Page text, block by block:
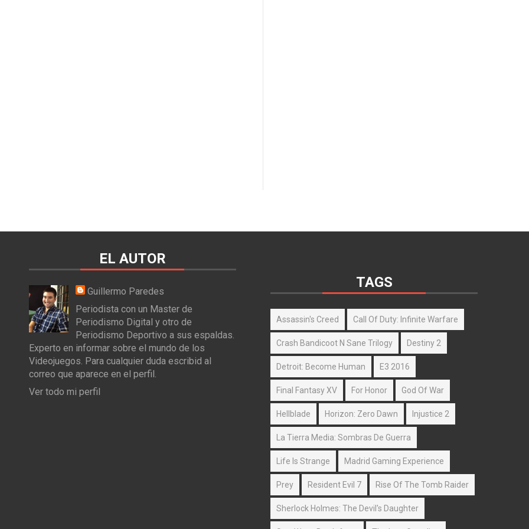
EL AUTOR
Guillermo Paredes
Periodista con un Master de
Periodismo Digital y otro de
Periodismo Deportivo a sus espaldas.
Experto en informar sobre el mundo de los
Videojuegos. Para cualquier duda escribid al
correo que aparece en el perfil.
Ver todo mi perfil
TAGS
Assassin's Creed Call Of Duty: Infinite Warfare
Crash Bandicoot N Sane Trilogy Destiny 2
Detroit: Become Human E3 2016
Final Fantasy XV For Honor God Of War
Hellblade Horizon: Zero Dawn Injustice 2
La Tierra Media: Sombras De Guerra
Life Is Strange Madrid Gaming Experience
Prey Resident Evil 7 Rise Of The Tomb Raider
Sherlock Holmes: The Devil's Daughter